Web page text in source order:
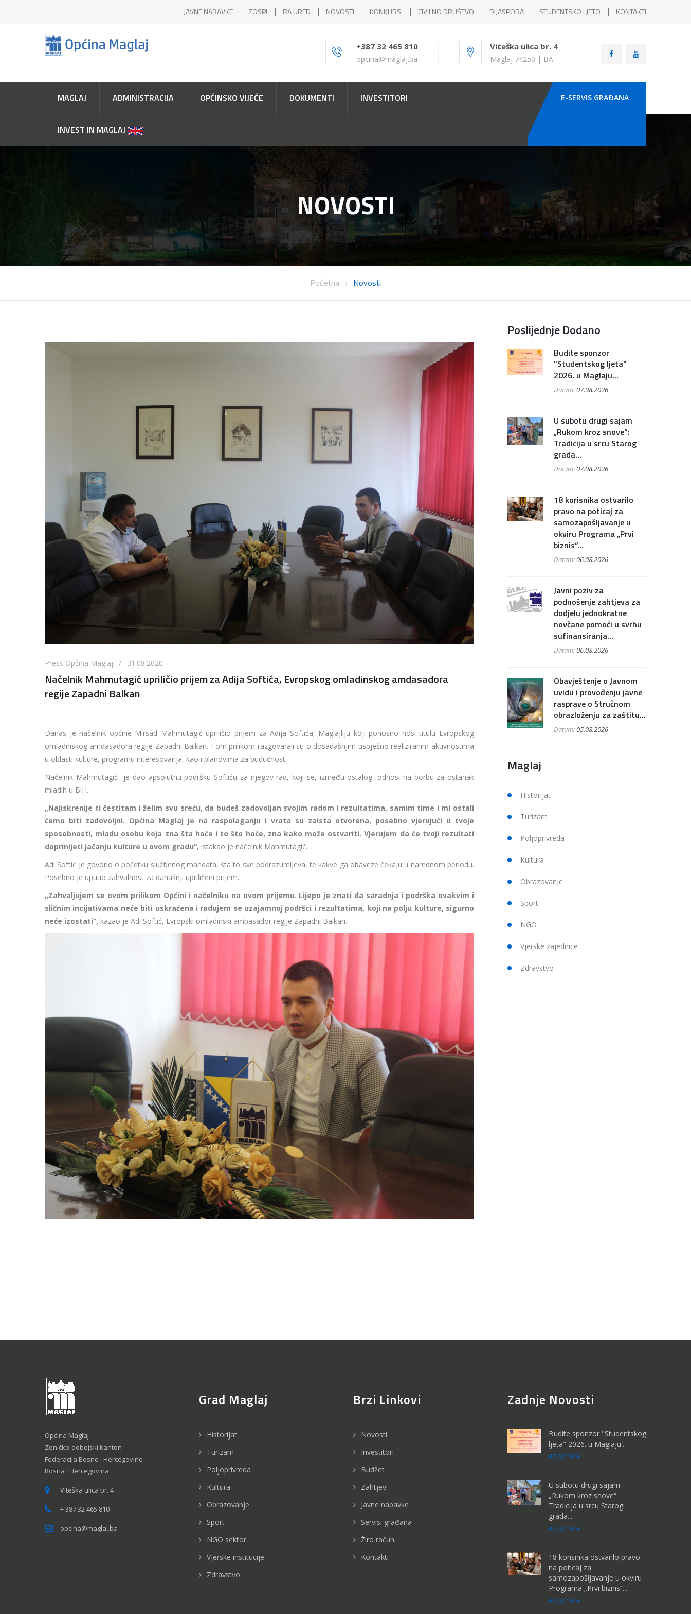
JAVNE NABAVKE ZOSPI RA URED NOVOSTI KONKURSI CIVILNO DRUŠTVO DIJASPORA STUDENTSKO LJETO KONTAKTI
+387 32 465 810
opcina@maglaj.ba
Viteška ulica br. 4
Maglaj 74250 | BA
MAGLAJ ADMINISTRACIJA OPĆINSKO VIJEĆE DOKUMENTI INVESTITORI
INVEST IN MAGLAJ
E-SERVIS GRAÐANA
NOVOSTI
Početna Novosti
Press Općina Maglaj / 31.08.2020
Načelnik Mahmutagić upriličio prijem za Adija Softića, Evropskog omladinskog amdasadora
regije Zapadni Balkan
Danas je načelnik općine Mirsad Mahmutagić upriličio prijem za Adija Softića, Maglajliju koji ponosno nosi titulu Evropskog
omladinskog amdasadora regije Zapadni Balkan. Tom prilikom razgovarali su o dosadašnjim uspješno realiziranim aktivnostima
u oblasti kulture, programu interesovanja, kao i planovima za budućnost.
Načelnik Mahmutagić je dao apsolutnu podršku Softiću za njegov rad, koji se, između ostalog, odnosi na borbu za ostanak
mladih u BiH.
„Najiskrenije ti čestitam i želim svu sreću, da budeš zadovoljan svojim radom i rezultatima, samim time i mi ostali
ćemo biti zadovoljni. Općina Maglaj je na raspolaganju i vrata su zaista otvorena, posebno vjerujući u tvoje
sposobnosti, mladu osobu koja zna šta hoće i to što hoće, zna kako može ostvariti. Vjerujem da će tvoji rezultati
doprinijeti jačanju kulture u ovom gradu“, istakao je načelnik Mahmutagić.
Adi Softić je govorio o početku službenog mandata, šta to sve podrazumijeva, te kakve ga obaveze čekaju u narednom periodu.
Posebno je uputio zahvalnost za današnji upriličeni prijem.
„Zahvaljujem se ovom prilikom Općini i načelniku na ovom prijemu. Lijepo je znati da saradnja i podrška ovakvim i
sličnim incijativama neće biti uskraćena i radujem se uzajamnoj podršci i rezultatima, koji na polju kulture, sigurno
neće izostati“, kazao je Adi Softić, Evropski omladinski ambasador regije Zapadni Balkan.
Poslijednje Dodano
Budite sponzor
"Studentskog ljeta"
2026. u Maglaju...
Datum:07.08.2026
U subotu drugi sajam
„Rukom kroz snove“:
Tradicija u srcu Starog
grada...
Datum:07.08.2026
18 korisnika ostvarilo
pravo na poticaj za
samozapošljavanje u
okviru Programa „Prvi
biznis“...
Datum:06.08.2026
Javni poziv za
podnošenje zahtjeva za
dodjelu jednokratne
novčane pomoći u svrhu
sufinansiranja...
Datum:06.08.2026
Obavještenje o Javnom
uvidu i provođenju javne
rasprave o Stručnom
obrazloženju za zaštitu...
Datum:05.08.2026
Maglaj
Historijat
Turizam
Poljoprivreda
Kultura
Obrazovanje
Sport
NGO
Vjerske zajednice
Zdravstvo
Općina Maglaj
Zeničko-dobojski kanton
Federacija Bosne i Hercegovine
Bosna i Hercegovina
Viteška ulica br. 4
+ 387 32 465 810
opcina@maglaj.ba
Grad Maglaj
Historijat
Turizam
Poljoprivreda
Kultura
Obrazovanje
Sport
NGO sektor
Vjerske institucije
Zdravstvo
Brzi Linkovi
Novosti
Investitori
Budžet
Zahtjevi
Javne nabavke
Servisi građana
Žiro račun
Kontakti
Zadnje Novosti
Budite sponzor "Studentskog
ljeta" 2026. u Maglaju...
07.08.2026
U subotu drugi sajam
„Rukom kroz snove“:
Tradicija u srcu Starog
grada...
07.08.2026
18 korisnika ostvarilo pravo
na poticaj za
samozapošljavanje u okviru
Programa „Prvi biznis“...
06.08.2026